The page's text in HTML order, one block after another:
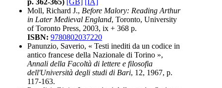
Moll, Richard J., Before Malory: Reading Arthur
in Later Medieval England, Toronto, University
of Toronto Press, 2003, ix + 368 p.
ISBN: 9780802037220
Panunzio, Saverio, « Testi inediti da un codice in
antico francese della Nazionale di Torino »,
Annali della Facoltà di lettere e filosofia
dell'Università degli studi di Bari, 12, 1967, p.
117-163.